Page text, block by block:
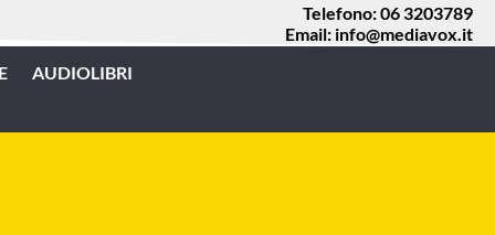
Telefono:06 3203789
Email: info@mediavox.it
AUDIOLIBRI